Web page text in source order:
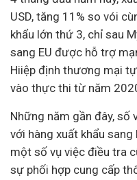
USD, tăng 11% so vói
khẩu lớn thứ 3, chỉ sau
sang EU được hỗ trợ
Hiiệp định thương mại
vào thực thi từ năm
Những năm gần đây, số
với hàng xuất khẩu
một số vụ việc điều tra
sự phối hợp cung cấp